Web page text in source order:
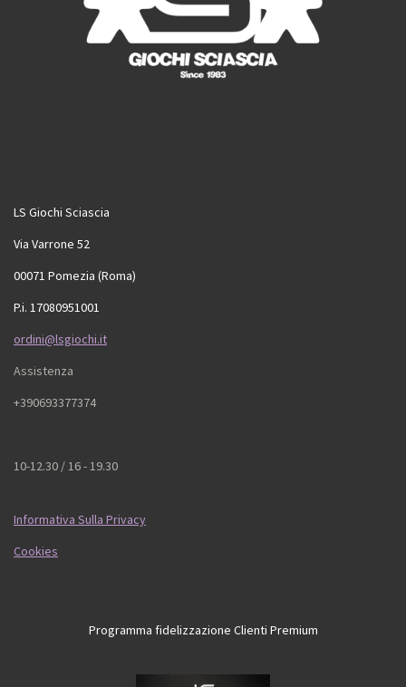
LS Giochi Sciascia
Via Varrone 52
00071 Pomezia (Roma)
P.i. 17080951001
ordini@lsgiochi.it
Assistenza
+390693377374
10-12.30 / 16 - 19.30
Informativa Sulla Privacy
Cookies
Programma fidelizzazione Clienti Premium